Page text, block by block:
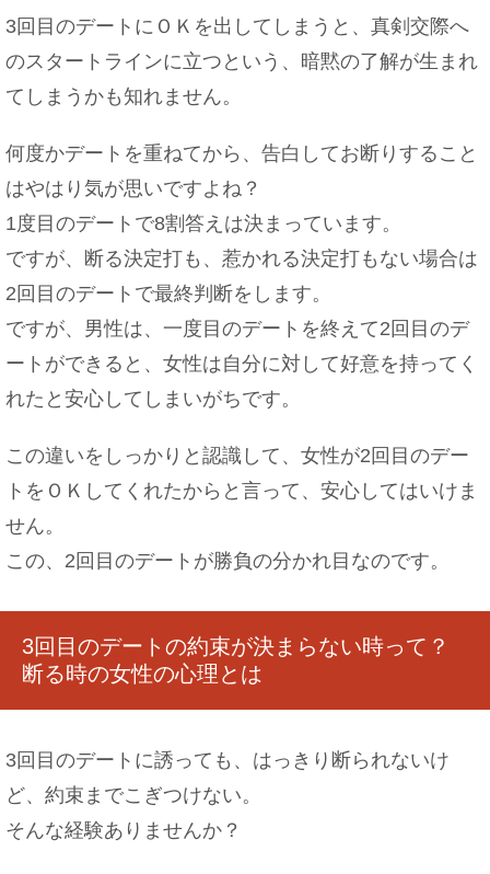
世界の人種の種類とは？それぞれの特徴について
徹底調査！
習字の半紙の持ち運び方法は？折り目をつかせな
い工夫をご紹介
夜ご飯を食べないのは健康に良い！？その理由に
できます！
吹奏楽部の男子は実はモテるという噂～吹奏楽部
男子の実態を調査
3回目のデートにＯＫを出してしまうと、真剣交際へ
のスタートラインに立つという、暗黙の了解が生まれ
てしまうかも知れません。
何度かデートを重ねてから、告白してお断りすること
はやはり気が思いですよね？
1度目のデートで8割答えは決まっています。
ですが、断る決定打も、惹かれる決定打もない場合は
2回目のデートで最終判断をします。
ですが、男性は、一度目のデートを終えて2回目のデ
ートができると、女性は自分に対して好意を持ってく
れたと安心してしまいがちです。
この違いをしっかりと認識して、女性が2回目のデー
トをＯＫしてくれたからと言って、安心してはいけま
せん。
この、2回目のデートが勝負の分かれ目なのです。
3回目のデートの約束が決まらない時って？
断る時の女性の心理とは
3回目のデートに誘っても、はっきり断られないけ
ど、約束までこぎつけない。
そんな経験ありませんか？